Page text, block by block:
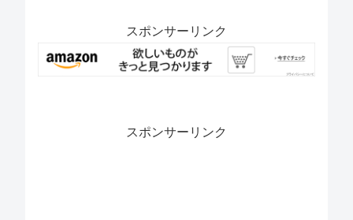
スポンサーリンク
スポンサーリンク